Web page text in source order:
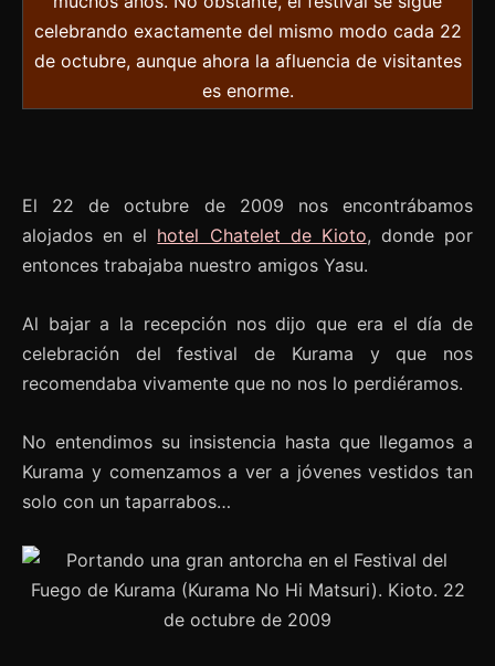
celebrando exactamente del mismo modo cada 22
de octubre, aunque ahora la afluencia de visitantes
es enorme.
El 22 de octubre de 2009 nos encontrábamos
alojados en el hotel Chatelet de Kioto, donde por
entonces trabajaba nuestro amigos Yasu.
Al bajar a la recepción nos dijo que era el día de
celebración del festival de Kurama y que nos
recomendaba vivamente que no nos lo perdiéramos.
No entendimos su insistencia hasta que llegamos a
Kurama y comenzamos a ver a jóvenes vestidos tan
solo con un taparrabos…